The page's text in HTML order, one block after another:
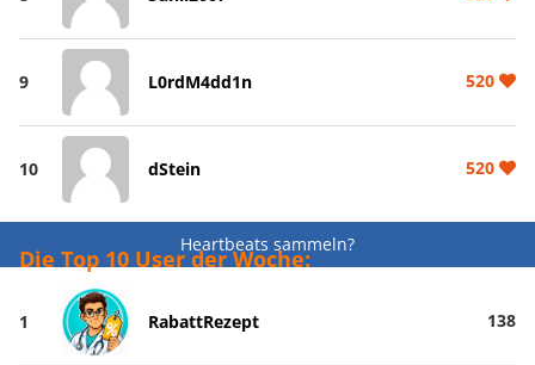
9 L0rdM4dd1n 520
10 dStein 520
Heartbeats sammeln?
Die Top 10 User der Woche:
1 RabattRezept 138